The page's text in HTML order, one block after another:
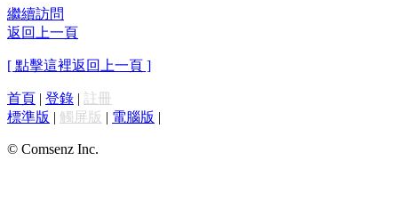
繼續訪問
返回上一頁
[ 點擊這裡返回上一頁 ]
首頁 | 登錄 | 註冊
標準版 | 觸屏版 | 電腦版 |
© Comsenz Inc.